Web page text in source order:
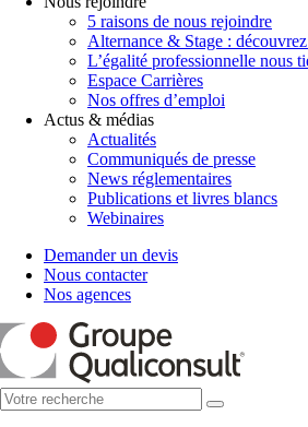
5 raisons de nous rejoindre
Alternance & Stage :
L’égalité professionnelle nous
Espace Carrières
Nos offres d’emploi
Actus & médias
Actualités
Communiqués de presse
News réglementaires
Publications et livres blancs
Webinaires
Demander un devis
Nous contacter
Nos agences